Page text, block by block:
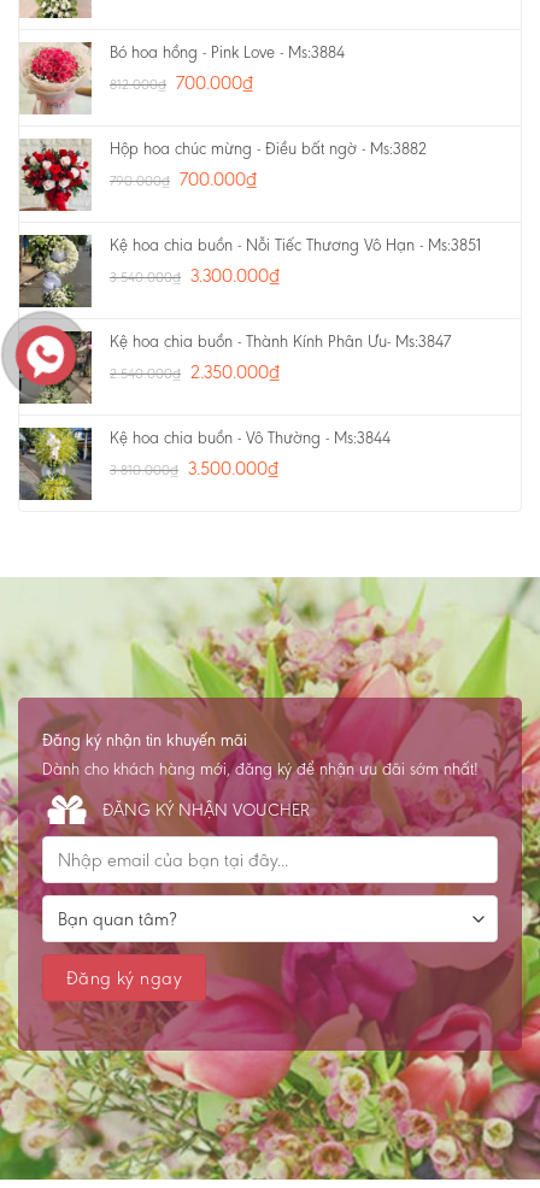
Bó hoa hồng - Pink Love - Ms:3884
812.000₫ 700.000₫
Hộp hoa chúc mừng - Điều bất ngờ - Ms:3882
790.000₫ 700.000₫
Kệ hoa chia buồn - Nỗi Tiếc Thương Vô Hạn - Ms:3851
3.540.000₫ 3.300.000₫
Kệ hoa chia buồn - Thành Kính Phân Ưu- Ms:3847
2.540.000₫ 2.350.000₫
Kệ hoa chia buồn - Vô Thường - Ms:3844
3.810.000₫ 3.500.000₫
Đăng ký nhận tin khuyến mãi
Dành cho khách hàng mới, đăng ký để nhận ưu đãi sớm nhất!
ĐĂNG KÝ NHẬN VOUCHER